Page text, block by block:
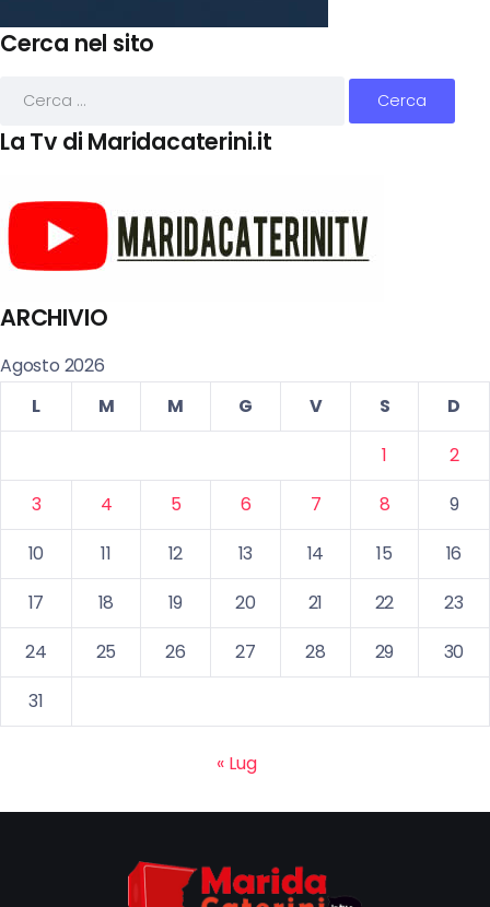
Cerca nel sito
La Tv di Maridacaterini.it
ARCHIVIO
Agosto 2026
L
M M G V S
D
1
2
3
4 5 6 7 8
9
10
11 12 13 14 15
16
17
18 19 20 21 22
23
24
25 26 27 28 29
30
31
« Lug